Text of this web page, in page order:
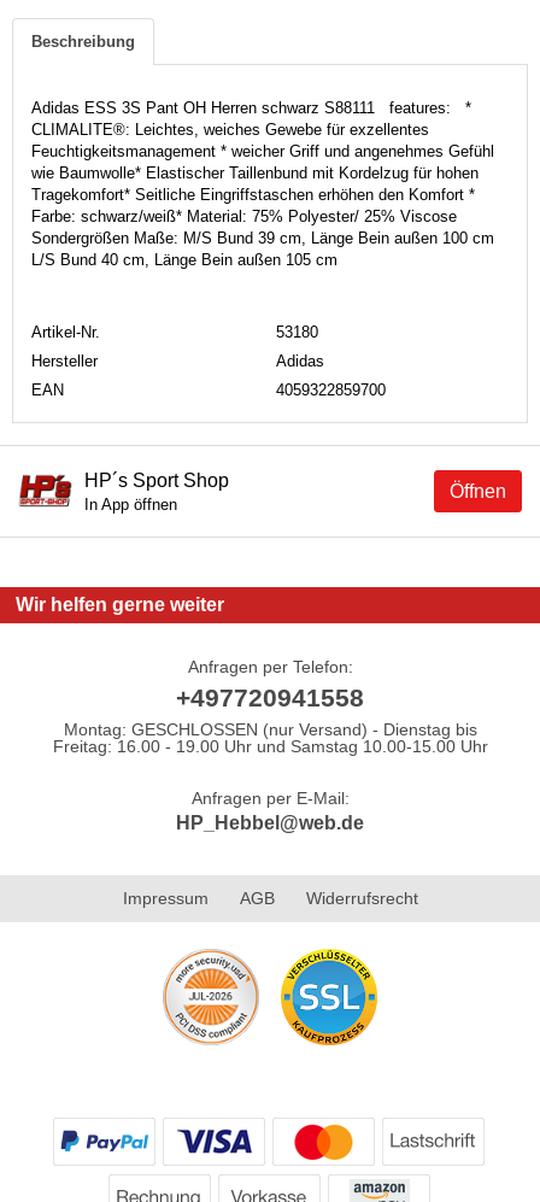
Beschreibung
Adidas ESS 3S Pant OH Herren schwarz S88111 features: *
CLIMALITE®: Leichtes, weiches Gewebe für exzellentes
Feuchtigkeitsmanagement * weicher Griff und angenehmes Gefühl
wie Baumwolle* Elastischer Taillenbund mit Kordelzug für hohen
Tragekomfort* Seitliche Eingriffstaschen erhöhen den Komfort *
Farbe: schwarz/weiß* Material: 75% Polyester/ 25% Viscose
Sondergrößen Maße: M/S Bund 39 cm, Länge Bein außen 100 cm
L/S Bund 40 cm, Länge Bein außen 105 cm
Artikel-Nr.
53180
Hersteller
Adidas
EAN
4059322859700
Öffnen
HP´s Sport Shop
In App öffnen
Wir helfen gerne weiter
Anfragen per Telefon:
+497720941558
Montag: GESCHLOSSEN (nur Versand) - Dienstag bis
Freitag: 16.00 - 19.00 Uhr und Samstag 10.00-15.00 Uhr
Anfragen per E-Mail:
HP_Hebbel@web.de
Impressum AGB Widerrufsrecht